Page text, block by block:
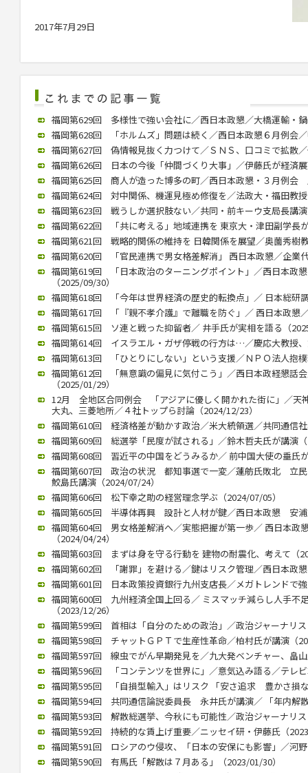
2017年7月29日
福岡第629回 多様性で強い会社に／西日本政懇／大橋運輸・
福岡第628回 「ホルムズ」問題は続く／西日本政懇６月例会
福岡第627回 偽情報見抜く力つけて／ＳＮＳ、口コミで拡散
福岡第626回 日本の今後「仲間づくり大事」／伊藤氏が経済
福岡第625回 商人が造った博多の町／西日本政懇・３月例会
福岡第624回 対中関係、機運見極め修復を／法政大・福田教
福岡第623回 戦うしか選択肢ない／共同・前キーウ支局長講
福岡第622回 「共に考える」地域連携を 東京大・津田副学長
福岡第621回 戦略的関係の維持を 日韓関係を展望／奥薗秀樹
福岡第620回 「官民連携で男女格差解消」 西日本政懇／企業
福岡第619回 「日本政治のターニングポイント」／西日本政
（2025/09/30）
福岡第618回 「今年は世界経済の歴史的転換点」／ 日本総
福岡第617回 「『親不孝介護』で離職を防ぐ」／ 西日本政懇
福岡第615回 ソ連と戦った抑留者／ 井手氏が実相を語る（
福岡第614回 イスラエル・ガザ停戦の行方は…／慶応大教授
福岡第613回 「ひとりにしない」という支援／ＮＰＯ法人抱
福岡第612回 「無意識の偏見に気付こう」／西日本政経懇話
（2025/01/29）
12月 全地区合同例会 「アジアに優しく開かれた街に」／天
大丸、三菱地所／４社トップら討論（2024/12/23）
福岡第610回 経済格差が動かす政治／米大統領選／共同通信
福岡第609回 総選挙「民度が試される」／鈴木哲夫氏が講演
福岡第608回 習近平の中国をどうみるか／ 前中国大使の垂氏
福岡第607回 政治の状況 都知事選で一変／蓮舫氏敗北 立
鮫島氏講演（2024/07/24）
福岡第606回 松下幸之助の経営理念学ぶ（2024/07/05）
福岡第605回 半導体再興 設計と人材が鍵／西日本政懇 安浦
福岡第604回 男女格差解消へ／実態把握が第一歩／ 西日本政
（2024/04/24）
福岡第603回 まずは身を守る行動を 建物の耐震化、考えて（
福岡第602回 「謝罪」を避ける／鍵はリスク管理／西日本政
福岡第601回 日本政策投資銀行九州支店長／メガトレンドで
福岡第600回 九州経済全国上回る／ ミスマッチ減らし人手不
（2023/12/26）
福岡第599回 首相は「自分のための政治」／政治ジャーナリ
福岡第598回 チャットＧＰＴで生産性革命／柏村氏が講演（
福岡第597回 線虫でがん早期発見を／九大発ベンチャー、畠
福岡第596回 「コンテンツを世界に」／意気込み語る／テレ
福岡第595回 「自損型輸入」はリスク 「安さ追求 豊かさ損
福岡第594回 共同通信論説委員長 永井氏が講演／ 「年内解
福岡第593回 解散総選挙、今秋にも可能性／政治ジャーナリ
福岡第592回 持続的な賃上げ重要／ニッセイ研・伊藤氏（
福岡第591回 ロシアのウ侵攻、「日本の安保にも影響」／河
福岡第590回 有馬氏「解散は７月ある」（2023/01/30）